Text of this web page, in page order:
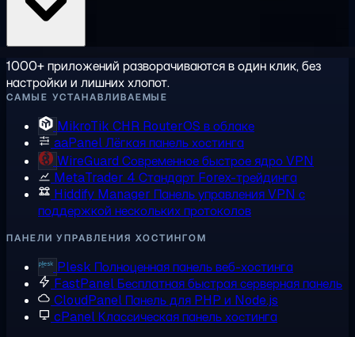
1000+ приложений разворачиваются в один клик, без
настройки и лишних хлопот.
САМЫЕ УСТАНАВЛИВАЕМЫЕ
MikroTik CHR RouterOS в облаке
aaPanelЛёгкая панель хостинга
WireGuard Современное быстрое ядро VPN
MetaTrader 4 Стандарт Forex-трейдинга
Hiddify Manager Панель управления VPN с
поддержкой нескольких протоколов
ПАНЕЛИ УПРАВЛЕНИЯ ХОСТИНГОМ
Plesk Полноценная панель веб-хостинга
FastPanelБесплатная быстрая серверная панель
CloudPanel Панель для PHP и Node.js
cPanelКлассическая панель хостинга